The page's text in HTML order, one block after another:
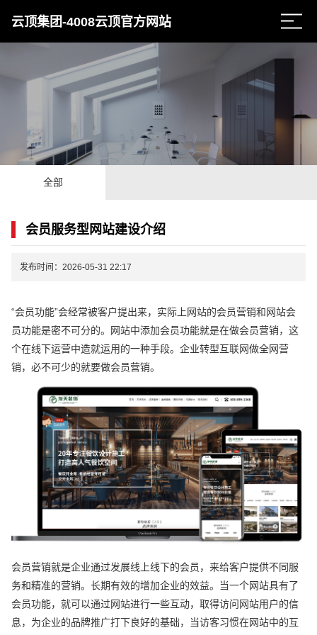
云顶集团-4008云顶官方网站
全部
会员服务型网站建设介绍
发布时间：2026-05-31 22:17
“会员功能”会经常被客户提出来，实际上网站的会员营销和网站会
员功能是密不可分的。网站中添加会员功能就是在做会员营销，这
个在线下运营中造就运用的一种手段。企业转型互联网做全网营
销，必不可少的就要做会员营销。
会员营销就是企业通过发展线上线下的会员，来给客户提供不同服
务和精准的营销。长期有效的增加企业的效益。当一个网站具有了
会员功能，就可以通过网站进行一些互动，取得访问网站用户的信
息，为企业的品牌推广打下良好的基础，当访客习惯在网站中的互